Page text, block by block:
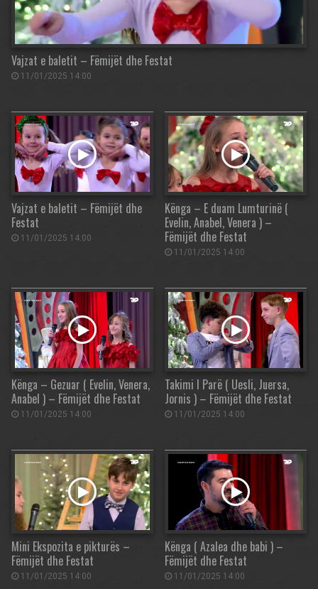
Vajzat e baletit – Fëmijët dhe Festat
11/01/2025 14:00
Vajzat e baletit – Fëmijët dhe
Festat
11/01/2025 14:00
Kënga – E duam Lumturinë (
Evelin, Anabel, Venera ) –
Fëmijët dhe Festat
11/01/2025 14:00
Kënga – Gezuar ( Evelin, Venera,
Anabel ) – Fëmijët dhe Festat
11/01/2025 14:00
Takimi I Parë ( Uesli, Juersa,
Jornis ) – Fëmijët dhe Festat
11/01/2025 14:00
Mini Ekspozita e pikturës –
Fëmijët dhe Festat
11/01/2025 14:00
Kënga ( Azalea dhe babi ) –
Fëmijët dhe Festat
11/01/2025 14:00